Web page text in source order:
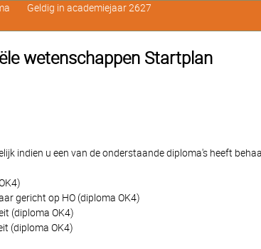
wetenschappen Startplan
indien u een van de onderstaande diploma's heeft
gericht op HO (diploma OK4)
(diploma OK4)
(diploma OK4)
Geldig in academiejaar 2627